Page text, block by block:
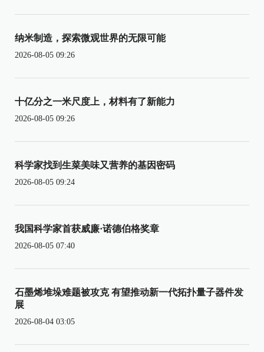
纳米制造，探索微观世界的无限可能
2026-08-05 09:26
十亿分之一米尺度上，材料有了新能力
2026-08-05 09:26
科学家找到生菜美味又营养的基因密码
2026-08-05 09:24
我国科学家首获威廉·诺德伯格奖章
2026-08-05 07:40
石墨烯堆垛难题被攻克 有望推动新一代拓扑量子器件发
展
2026-08-04 03:05